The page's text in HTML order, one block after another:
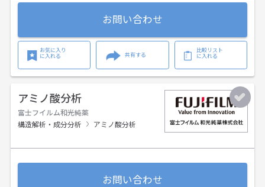
お問い合わせ
お気に入り
に入れる
共有する
比較リスト
に入れる
アミノ酸分析
富士フイルム和光純薬
構造解析・成分分析
アミノ酸分析
お問い合わせ